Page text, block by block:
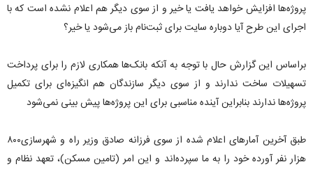
پروژه‌ها افزایش خواهد یافت یا خیر و از سوی دیگر هم اعلام نشده است که با
اجرای این طرح آیا دوباره سایت برای ثبت‌نام باز می‌شود یا خیر؟
براساس این گزارش حال با توجه به آنکه بانک‌ها همکاری لازم را برای پرداخت
تسهیلات ساخت ندارند و از سوی دیگر سازندگان هم انگیزه‌ای برای تکمیل
پروژه‌ها ندارند بنابراین آینده مناسبی برای این پروژه‌ها پیش بینی نمی‌شود
طبق آخرین آمار‌های اعلام شده از سوی فرزانه صادق وزیر راه و شهرسازی۸۰۰
هزار نفر آورده خود را به ما سپرده‌اند و این امر (تامین مسکن)، تعهد نظام و